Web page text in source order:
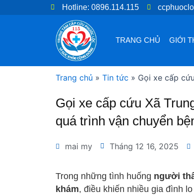
Hotline: 0896.114.115
TRANG CHỦ GIỚI
Trang chủ » Tin tức » Gọi xe cấp
Gọi xe cấp cứu Xã
quá trình vận chuyển
mai my Tháng 12 16, 2025
Trong những tình huống người
khám, điều khiến nhiều gia đình